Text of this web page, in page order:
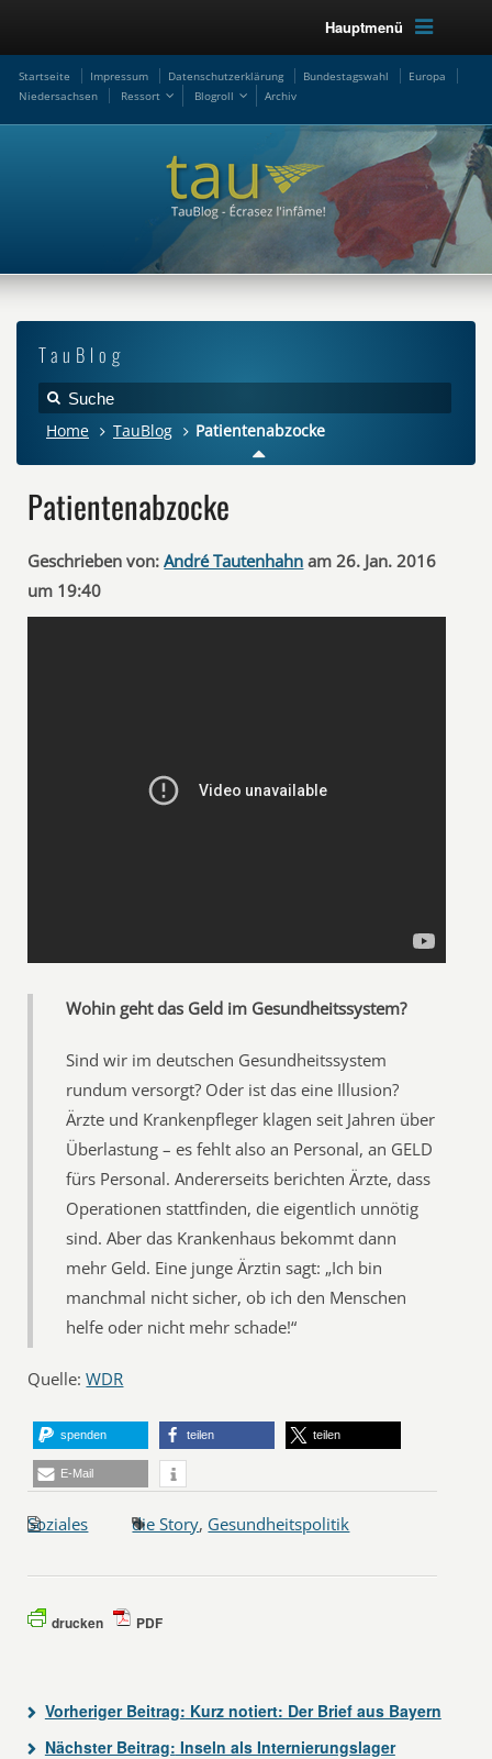
Hauptmenü
Startseite Impressum Datenschutzerklärung Bundestagswahl
Europa
Niedersachsen
Ressort Blogroll Archiv
TauBlog
Home TauBlog Patientenabzocke
Patientenabzocke
Geschrieben von: André Tautenhahn am 26. Jan. 2016
um 19:40
Wohin geht das Geld im Gesundheitssystem?
Sind wir im deutschen Gesundheitssystem
rundum versorgt? Oder ist das eine Illusion?
Ärzte und Krankenpfleger klagen seit Jahren über
Überlastung – es fehlt also an Personal, an GELD
fürs Personal. Andererseits berichten Ärzte, dass
Operationen stattfinden, die eigentlich unnötig
sind. Aber das Krankenhaus bekommt dann
mehr Geld. Eine junge Ärztin sagt: „Ich bin
manchmal nicht sicher, ob ich den Menschen
helfe oder nicht mehr schade!“
Quelle:WDR
spenden teilen teilen
E-Mail
Soziales die Story, Gesundheitspolitik
drucken PDF
Vorheriger Beitrag: Kurz notiert: Der Brief aus Bayern
Nächster Beitrag: Inseln als Internierungslager